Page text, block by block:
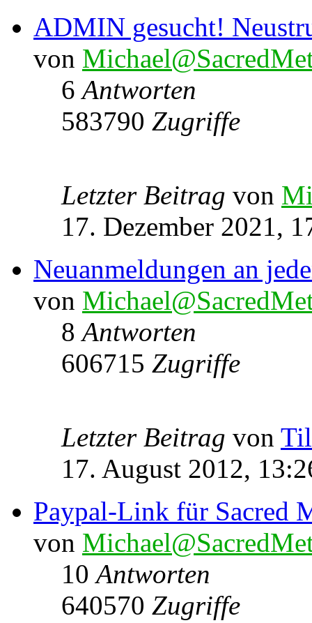
ADMIN gesucht!
von
6Antworten
583790 Zugriffe
Letzter Beitrag von
17. Dezember 2021,
Neuanmeldungen an
von
8Antworten
606715 Zugriffe
Letzter Beitrag von
17. August 2012,
Paypal-Link für Sacred
von
10Antworten
640570 Zugriffe